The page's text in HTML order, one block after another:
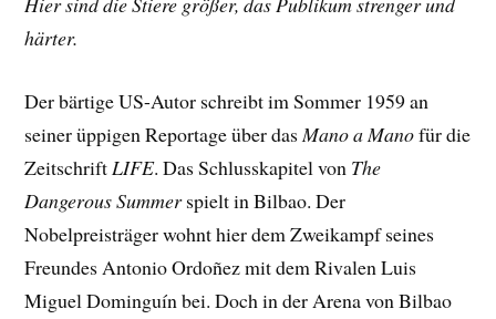
härter.
Der bärtige US-Autor schreibt im Sommer 1959 an
seiner üppigen Reportage über dasMano a Manofür die
ZeitschriftLIFE. Das Schlusskapitel von The
Dangerous Summerspielt in Bilbao. Der
Nobelpreisträger wohnt hier dem Zweikampf seines
Freundes Antonio Ordoñez mit dem Rivalen Luis
Miguel Dominguín bei. Doch in der Arena von Bilbao